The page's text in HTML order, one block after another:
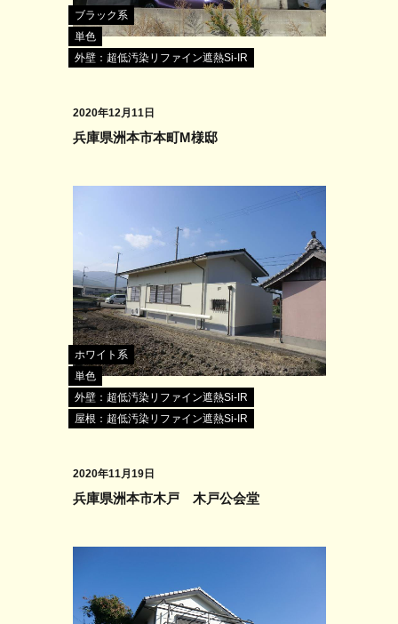
ブラック系
単色
外壁：超低汚染リファイン遮熱Si-IR
2020年12月11日
兵庫県洲本市本町M様邸
ホワイト系
単色
外壁：超低汚染リファイン遮熱Si-IR
屋根：超低汚染リファイン遮熱Si-IR
2020年11月19日
兵庫県洲本市木戸 木戸公会堂